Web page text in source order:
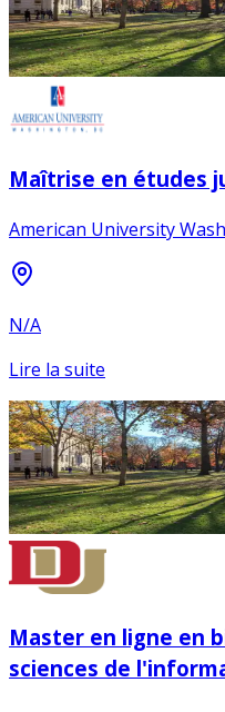
Maîtrise en études
American University
N/A
Lire la suite
Master en ligne en
sciences de